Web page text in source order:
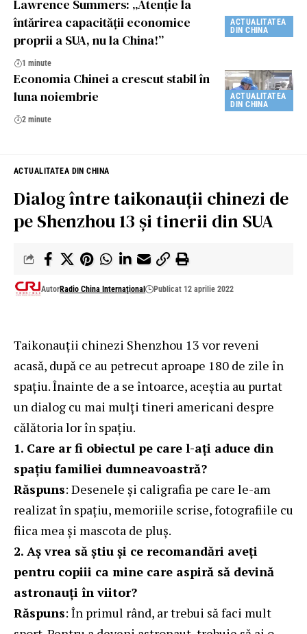
ACTUALITATEA
DIN CHINA
Lawrence Summers: „Atenție la
întărirea capacității economice
proprii a SUA, nu la China!”
1 minute
ACTUALITATEA
DIN CHINA
Economia Chinei a crescut stabil în
luna noiembrie
2 minute
ACTUALITATEA DIN CHINA
Dialog între taikonauții chinezi de
pe Shenzhou 13 și tinerii din SUA
AutorRadio China Internaţional Publicat 12 aprilie 2022
Taikonauții chinezi Shenzhou 13 vor reveni
acasă, după ce au petrecut aproape 180 de zile în
spațiu. Înainte de a se întoarce, aceștia au purtat
un dialog cu mai mulți tineri americani despre
călătoria lor în spațiu.
1. Care ar fi obiectul pe care l-ați aduce din
spațiu familiei dumneavoastră?
Răspuns: Desenele și caligrafia pe care le-am
realizat în spațiu, memoriile scrise, fotografiile cu
fiica mea și mascota de pluș.
2. Aș vrea să știu și ce recomandări aveți
pentru copiii ca mine care aspiră să devină
astronauți în viitor?
Răspuns: În primul rând, ar trebui să faci mult